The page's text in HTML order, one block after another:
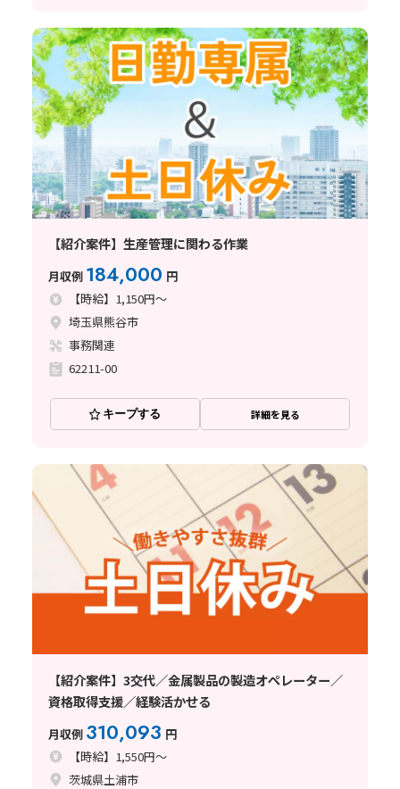
【紹介案件】生産管理に関わる作業
月収例 184,000 円
【時給】1,150円～
埼玉県熊谷市
事務関連
62211-00
キープする 詳細を見る
【紹介案件】3交代／金属製品の製造オペレーター／
資格取得支援／経験活かせる
月収例 310,093 円
【時給】1,550円～
茨城県土浦市